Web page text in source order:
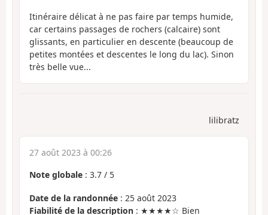
Itinéraire délicat à ne pas faire par temps humide,
car certains passages de rochers (calcaire) sont
glissants, en particulier en descente (beaucoup de
petites montées et descentes le long du lac). Sinon
très belle vue...
lilibratz
27 août 2023 à 00:26
Note globale : 3.7 / 5
Date de la randonnée : 25 août 2023
Fiabilité de la description : ★★★★☆ Bien